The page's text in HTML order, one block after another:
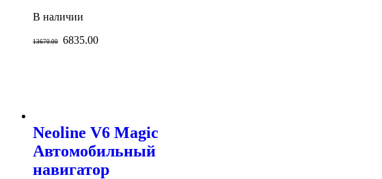
В наличии
13670.00 6835.00
Neoline V6 Magic
Автомобильный
навигатор